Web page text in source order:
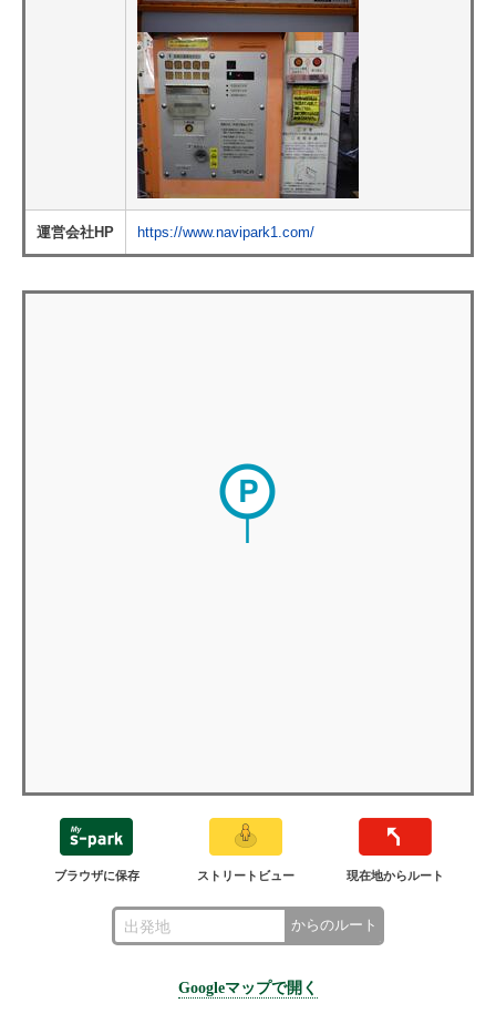
運営会社HP https://www.navipark1.com/
ブラウザに保存 ストリートビュー 現在地からルート
からのルート
Googleマップで開く